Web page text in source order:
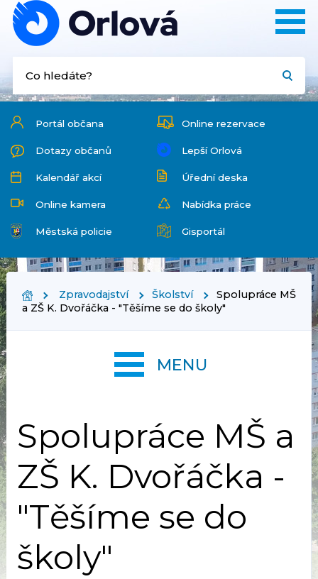
Portál občana Online rezervace
Dotazy občanů Lepší Orlová
Kalendář akcí Úřední deska
Online kamera Nabídka práce
Městská policie Gisportál
Zpravodajství Školství
Spolupráce MŠ
a ZŠ K. Dvořáčka - "Těšíme se do školy"
Spolupráce MŠ a
ZŠ K. Dvořáčka -
"Těšíme se do
školy"
MENU